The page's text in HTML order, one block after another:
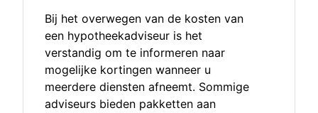
Bij het overwegen van de kosten van
een hypotheekadviseur is het
verstandig om te informeren naar
mogelijke kortingen wanneer u
meerdere diensten afneemt. Sommige
adviseurs bieden pakketten aan